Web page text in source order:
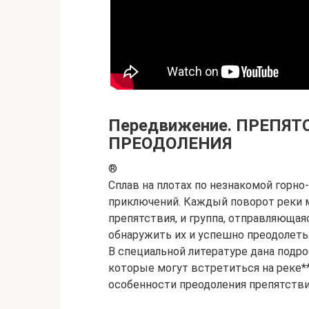
Передвижение.
ПРЕОДОЛЕНИЯ
®
Сплав на плотах по незнакомой
приключений. Каждый поворот
препятствия, и группа,
обнаружить их и успешно
В специальной литературе дана
которые могут встретиться на
особенности преодоления